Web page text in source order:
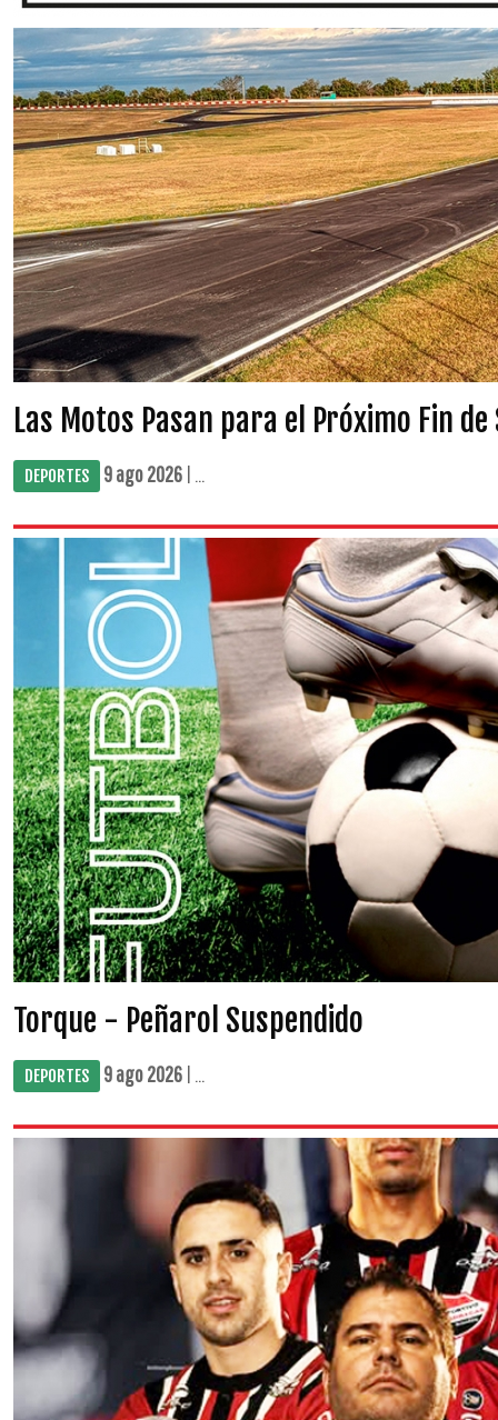
Las Motos Pasan para el Próximo Fin de
DEPORTES 9 ago 2026 | ...
Torque - Peñarol Suspendido
DEPORTES 9 ago 2026 | ...